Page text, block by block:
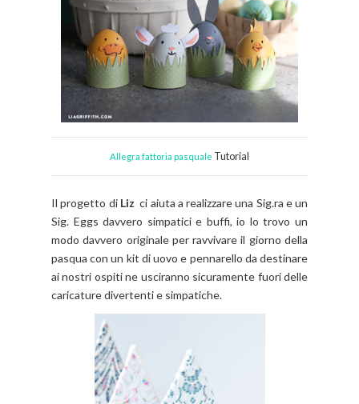
Allegra fattoria pasquale Tutorial
Il progetto di Liz ci aiuta a realizzare una Sig.ra e un
Sig. Eggs davvero simpatici e buffi, io lo trovo un
modo davvero originale per ravvivare il giorno della
pasqua con un kit di uovo e pennarello da destinare
ai nostri ospiti ne usciranno sicuramente fuori delle
caricature divertenti e simpatiche.